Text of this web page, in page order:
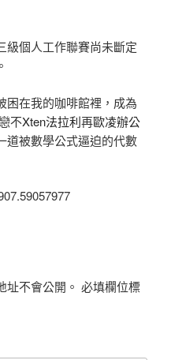
級個人工作聯賽尚未斷定
困在我的咖啡館裡，成為
不Xten法拉利再歐凌辦公
道被數學公式逼迫的代數
址不會公開。 必填欄位標